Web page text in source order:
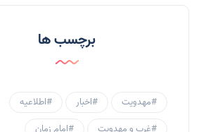
احادیث مهدوی
برچسب ها
#مهدویت #اخبار
#اطلاعیه
#غرب و مهدویت
#امام زمان